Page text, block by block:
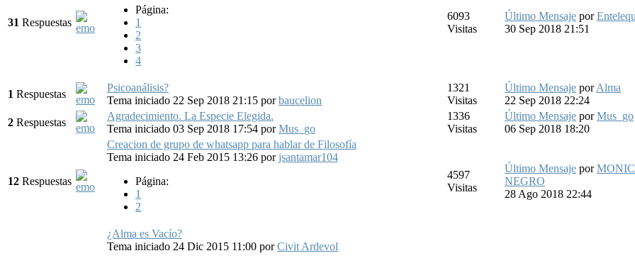
31 Respuestas
Página:
1
2
3
4
6093
Visitas
Último Mensaje por
30 Sep 2018 21:51
1 Respuestas
Psicoanálisis?
Tema iniciado 22 Sep 2018 21:15 porbaucelion
1321
Visitas
Último Mensaje porAlma
22 Sep 2018 22:24
2 Respuestas
Agradecimiento. La Especie Elegida.
Tema iniciado 03 Sep 2018 17:54 porMus_go
1336
Visitas
Último Mensaje porMus_go
06 Sep 2018 18:20
12 Respuestas
Creacion de grupo de whatsapp para hablar de Filosofía
Tema iniciado 24 Feb 2015 13:26 porjsantamar104
Página:
1
2
4597
Visitas
Último Mensaje por
NEGRO
28 Ago 2018 22:44
¿Alma es Vacío?
Tema iniciado 24 Dic 2015 11:00 porCivit Ardevol